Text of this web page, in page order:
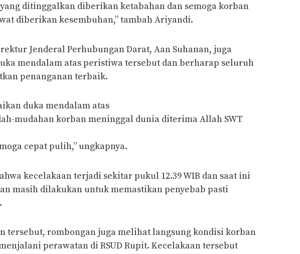
ditinggalkan diberikan ketabahan dan semoga korban
diberikan kesembuhan,” tambah Ariyandi.
Jenderal Perhubungan Darat, Aan Suhanan, juga
mendalam atas peristiwa tersebut dan berharap seluruh
penanganan terbaik.
duka mendalam atas
mudahan korban meninggal dunia diterima Allah SWT
cepat pulih,” ungkapnya.
kecelakaan terjadi sekitar pukul 12.39 WIB dan saat ini
masih dilakukan untuk memastikan penyebab pasti
tersebut, rombongan juga melihat langsung kondisi korban
perawatan di RSUD Rupit. Kecelakaan tersebut